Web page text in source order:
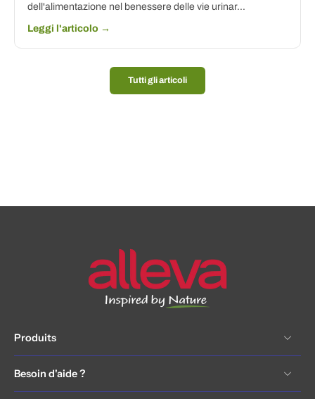
dell'alimentazione nel benessere delle vie urinar...
Leggi l'articolo →
Tutti gli articoli
Produits
Besoin d'aide ?